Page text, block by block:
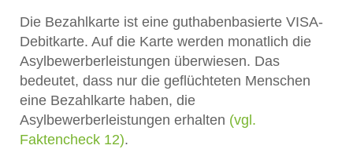
Die Bezahlkarte ist eine guthabenbasierte VISA-
Debitkarte. Auf die Karte werden monatlich die
Asylbewerberleistungen überwiesen. Das
bedeutet, dass nur die geflüchteten Menschen
eine Bezahlkarte haben, die
Asylbewerberleistungen erhalten (vgl.
Faktencheck 12).